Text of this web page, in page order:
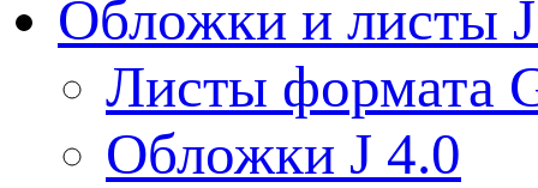
Обложки и листы
Листы формата
Обложки J 4.0